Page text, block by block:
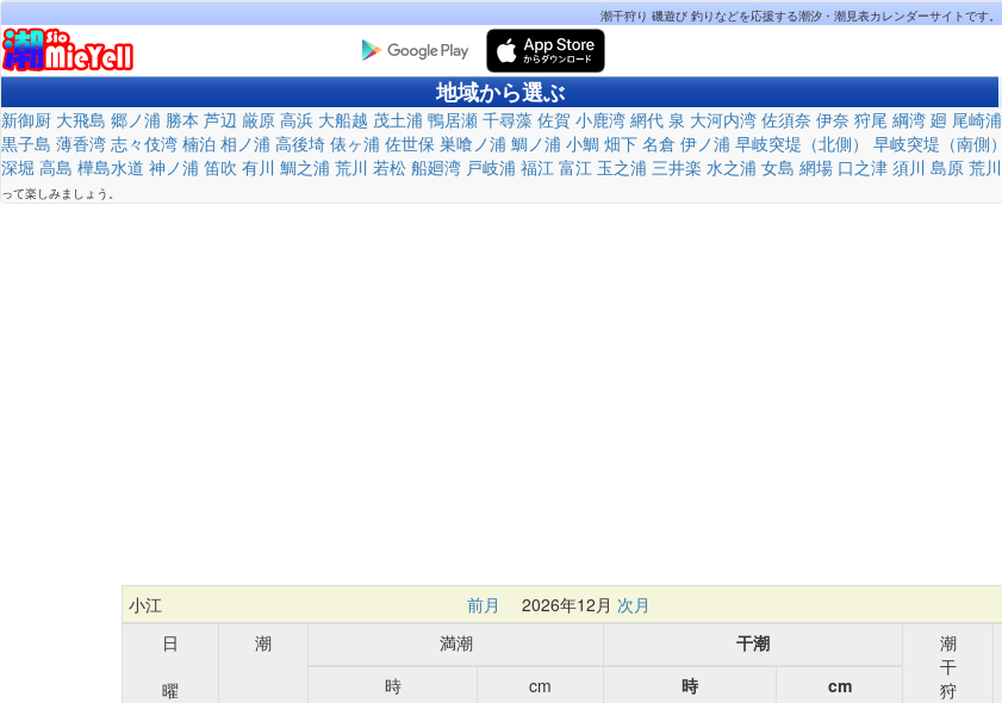
潮干狩り 磯遊び 釣りなどを応援する潮汐・潮見表カレンダーサイトです。
地域から選ぶ
新御厨 大飛島 郷ノ浦 勝本 芦辺 厳原 高浜 大船越 茂土浦 鴨居瀬 千尋藻 佐賀 小鹿湾 網代 泉 大河内湾 佐須奈 伊奈 狩尾 綱湾 廻 尾崎浦
黒子島 薄香湾 志々伎湾 楠泊 相ノ浦 高後埼 俵ヶ浦 佐世保 巣喰ノ浦 鯛ノ浦 小鯛 畑下 名倉 伊ノ浦 早岐突堤（北側） 早岐突堤（南側）
深堀 高島 樺島水道 神ノ浦 笛吹 有川 鯛之浦 荒川 若松 船廻湾 戸岐浦 福江 富江 玉之浦 三井楽 水之浦 女島 網場 口之津 須川 島原 荒川
って楽しみましょう。
小江 前月 2026年12月 次月
日
曜
潮 満潮 干潮
潮
干
狩
時
cm 時
cm